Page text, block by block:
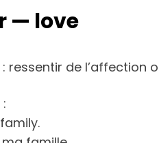
— love
ressentir de l’affection